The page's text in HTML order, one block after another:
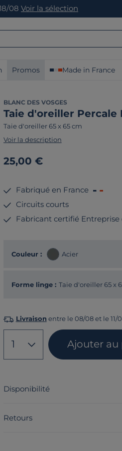
08 Voir la sélection
Promos Made in France
BLANC DES VOSGES
Taie d'oreiller Percale
Taie d'oreiller 65 x 65 cm
Voir la description
25,00 €
Fabriqué en France
Circuits courts
Fabricant certifié
Couleur : Acier
Forme linge : Taie d'oreiller 65 x
Livraison entre le 08/08 et le 11/
1 Ajouter au
Disponibilité
Retours